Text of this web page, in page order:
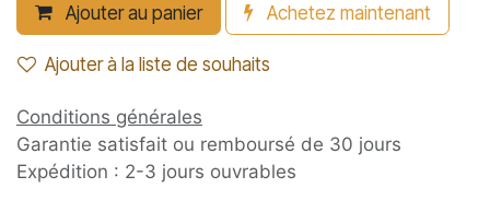
Ajouter au panier Achetez maintenant
Ajouter à la liste de souhaits
Conditions générales
Garantie satisfait ou remboursé de 30 jours
Expédition : 2-3 jours ouvrables